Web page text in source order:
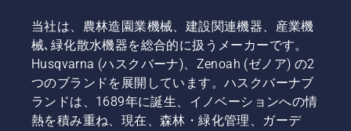
当社は、農林造園業機械、建設関連機器、産業機
械､緑化散水機器を総合的に扱うメーカーです。
Husqvarna (ハスクバーナ)、Zenoah (ゼノア) の2
つのブランドを展開しています。ハスクバーナブ
ランドは、1689年に誕生、イノベーションへの情
熱を積み重ね、現在、森林・緑化管理、ガーデ